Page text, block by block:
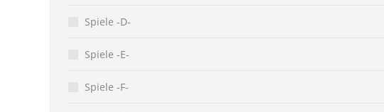
Spiele -D-
Spiele -E-
Spiele -F-